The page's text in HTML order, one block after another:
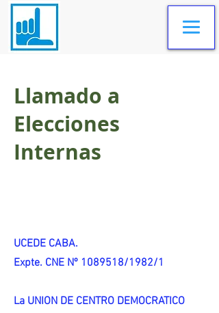
Llamado a
Elecciones
Internas
UCEDE CABA.
Expte. CNE Nº 1089518/1982/1
La UNION DE CENTRO DEMOCRATICO